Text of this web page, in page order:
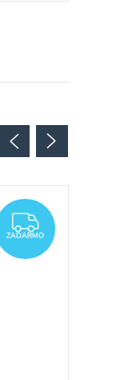
ZADARMO
ZADARMO